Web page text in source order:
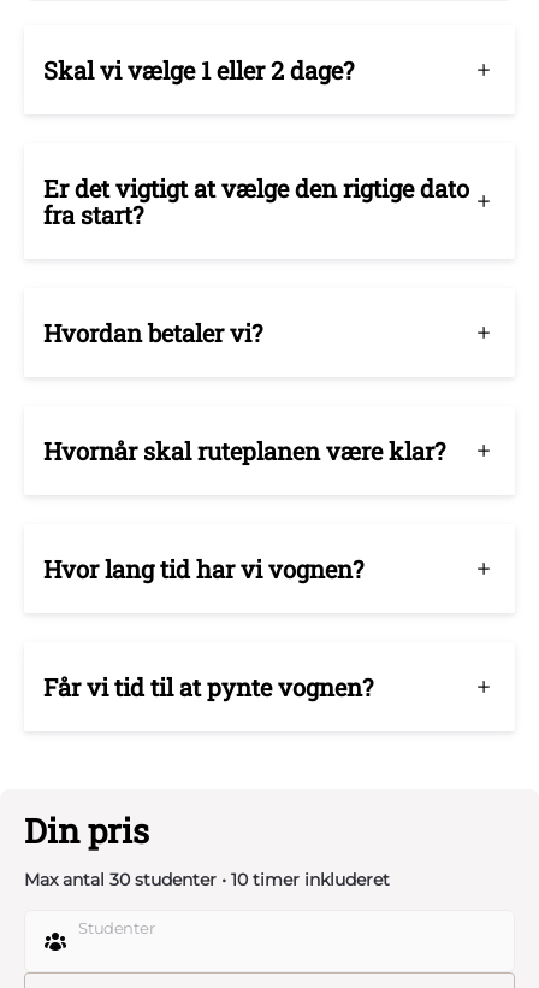
Skal vi vælge 1 eller 2 dage?
Er det vigtigt at vælge den rigtige dato
fra start?
Hvordan betaler vi?
Hvornår skal ruteplanen være klar?
Hvor lang tid har vi vognen?
Får vi tid til at pynte vognen?
Din pris
Max antal 30 studenter • 10 timer inkluderet
Studenter